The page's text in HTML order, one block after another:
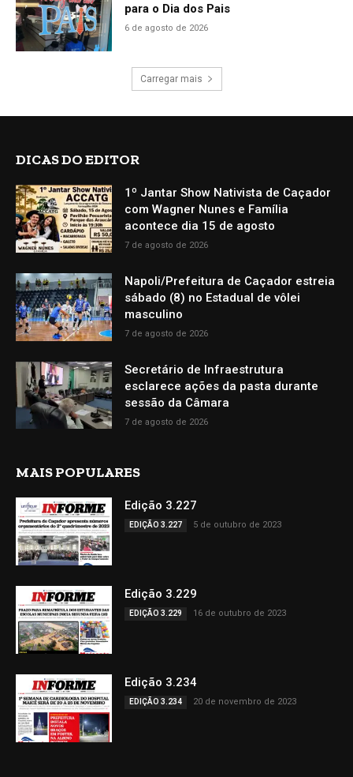
para o Dia dos Pais
6 de agosto de 2026
Carregar mais
DICAS DO EDITOR
1º Jantar Show Nativista de Caçador
com Wagner Nunes e Família
acontece dia 15 de agosto
7 de agosto de 2026
Napoli/Prefeitura de Caçador estreia
sábado (8) no Estadual de vôlei
masculino
7 de agosto de 2026
Secretário de Infraestrutura
esclarece ações da pasta durante
sessão da Câmara
7 de agosto de 2026
MAIS POPULARES
Edição 3.227
EDIÇÃO 3.227 5 de outubro de 2023
Edição 3.229
EDIÇÃO 3.229 16 de outubro de 2023
Edição 3.234
EDIÇÃO 3.234 20 de novembro de 2023